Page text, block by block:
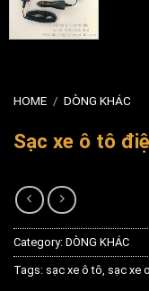
HOME / DÒNG KHÁC
Sạc xe ô tô
Category: DÒNG KHÁC
Tags: sạc xe ô tô, sạc xe